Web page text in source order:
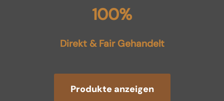
100%
Direkt & Fair Gehandelt
Produkte anzeigen